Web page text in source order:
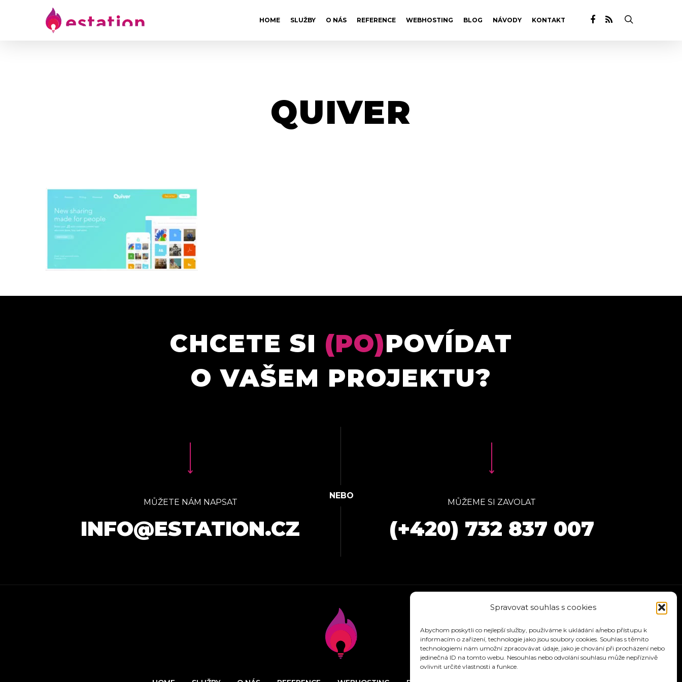
Spravovat souhlas s cookies
Abychom poskytli co nejlepší služby, používáme k ukládání a/nebo přístupu k
informacím o zařízení, technologie jako jsou soubory cookies. Souhlas s těmito
technologiemi nám umožní zpracovávat údaje, jako je chování při procházení nebo
jedinečná ID na tomto webu. Nesouhlas nebo odvolání souhlasu může nepříznivě
ovlivnit určité vlastnosti a funkce.
HOME SLUŽBY O NÁS REFERENCE WEBHOSTING BLOG NÁVODY KONTAKT
QUIVER
CHCETE SI (PO)POVÍDAT
O VAŠEM PROJEKTU?
MŮŽETE NÁM NAPSAT
INFO@ESTATION.CZ
MŮŽEME SI ZAVOLAT
(+420) 732 837 007